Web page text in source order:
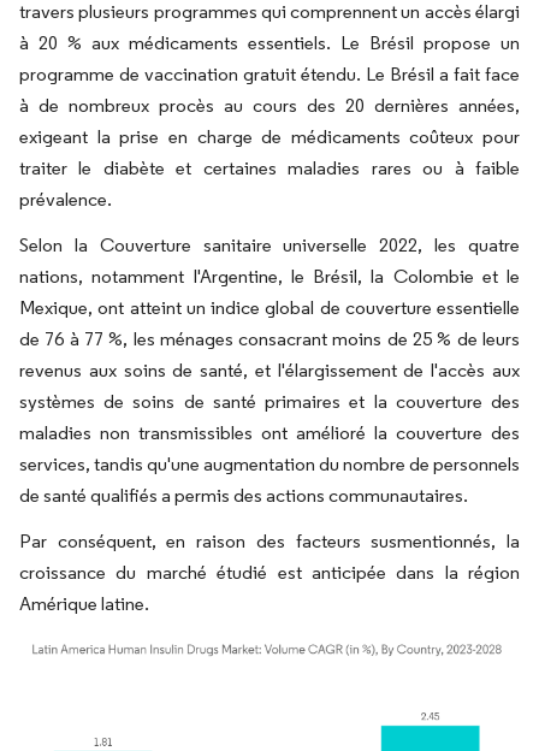
travers plusieurs programmes qui comprennent un accès élargi
à 20 % aux médicaments essentiels. Le Brésil propose un
programme de vaccination gratuit étendu. Le Brésil a fait face
à de nombreux procès au cours des 20 dernières années,
exigeant la prise en charge de médicaments coûteux pour
traiter le diabète et certaines maladies rares ou à faible
prévalence.
Selon la Couverture sanitaire universelle 2022, les quatre
nations, notamment l'Argentine, le Brésil, la Colombie et le
Mexique, ont atteint un indice global de couverture essentielle
de 76 à 77 %, les ménages consacrant moins de 25 % de leurs
revenus aux soins de santé, et l'élargissement de l'accès aux
systèmes de soins de santé primaires et la couverture des
maladies non transmissibles ont amélioré la couverture des
services, tandis qu'une augmentation du nombre de personnels
de santé qualifiés a permis des actions communautaires.
Par conséquent, en raison des facteurs susmentionnés, la
croissance du marché étudié est anticipée dans la région
Amérique latine.